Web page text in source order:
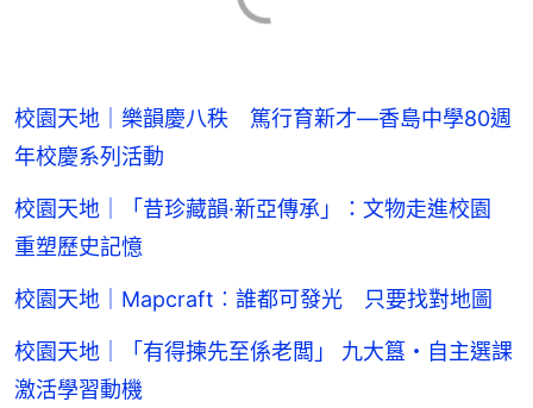
校園天地｜樂韻慶八秩 篤行育新才—香島中學80週
年校慶系列活動
校園天地｜「昔珍藏韻·新亞傳承」：文物走進校園
重塑歷史記憶
校園天地｜Mapcraft︰誰都可發光 只要找對地圖
校園天地｜「有得揀先至係老闆」 九大簋・自主選課
激活學習動機